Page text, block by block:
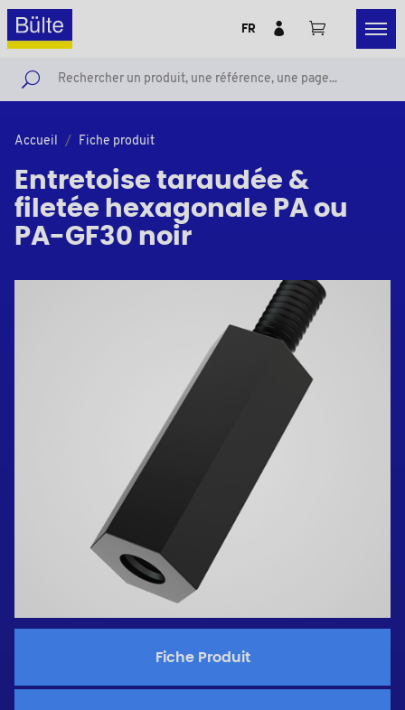
FR
Accueil Fiche produit
Entretoise taraudée &
filetée hexagonale PA ou
PA-GF30 noir
Fiche Produit